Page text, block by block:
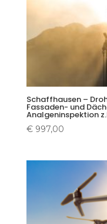
Schaffhausen –
Fassaden- und
Analgeninspektion
€997,00